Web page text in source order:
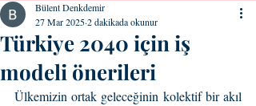
Türkiye 2040 için iş
modeli önerileri
Bülent Denkdemir
27 Mar 20252 dakikada okunur
Ülkemizin ortak geleceğinin kolektif bir akıl